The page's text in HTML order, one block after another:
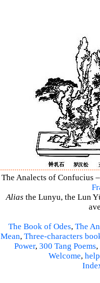
The Analects of Confucius
Alias the Lunyu, the Lun
The Book of Odes, The
Mean, Three-characters
Power, 300 Tang Poems,
Welcome, help